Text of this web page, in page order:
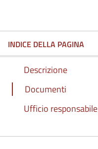
INDICE DELLA PAGINA
Descrizione
Documenti
Ufficio responsabile